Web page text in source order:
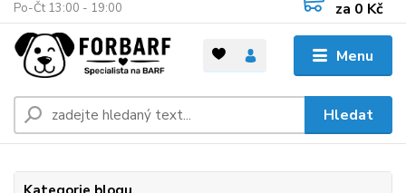
Menu
Hledat
Po-Čt 13:00 - 19:00
za 0 Kč